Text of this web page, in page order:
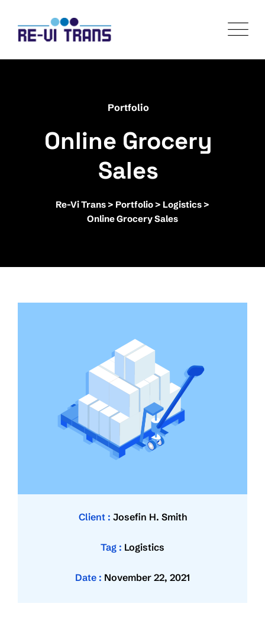
Portfolio
Online Grocery
Sales
Re-Vi Trans > Portfolio > Logistics >
Online Grocery Sales
Client : Josefin H. Smith
Tag : Logistics
Date : November 22, 2021